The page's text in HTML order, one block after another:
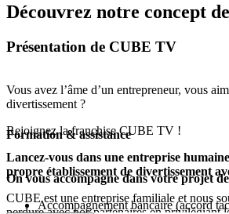
Découvrez notre concept
Présentation de CUBE TV
Vous avez l’âme d’un entrepreneur, vous
divertissement ?
Rejoignez la franchise CUBE TV !
Lancez-vous dans une entreprise
propre établissement de divertissement
CUBE est une entreprise familiale et nous
Formation & assistance
On vous accompagne dans votre projet
Accompagnement bancaire (accord